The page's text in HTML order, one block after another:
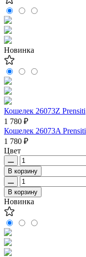
Новинка
Кошелек 26073Z Prensiti
1 780 ₽
Кошелек 26073A Prensiti
1 780 ₽
Цвет
В корзину
В корзину
Новинка